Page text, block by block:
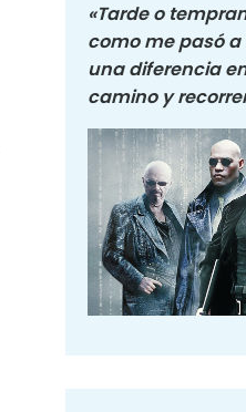
«Tarde o
como me pasó
una diferencia
camino y